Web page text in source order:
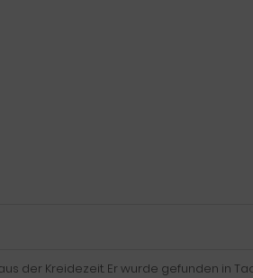
der Kreidezeit. Er wurde gefunden in